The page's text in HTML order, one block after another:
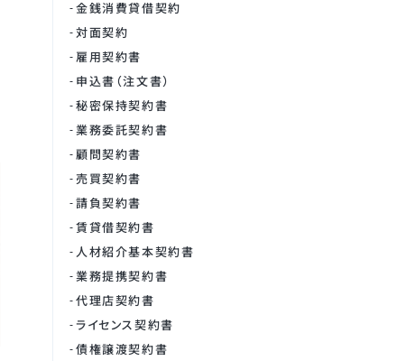
金銭消費貸借契約
対面契約
雇用契約書
申込書（注文書）
秘密保持契約書
業務委託契約書
顧問契約書
売買契約書
請負契約書
賃貸借契約書
人材紹介基本契約書
業務提携契約書
代理店契約書
ライセンス契約書
債権譲渡契約書